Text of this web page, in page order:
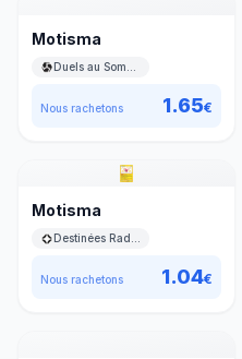
Motisma
Nous rachetons 1.65€
Motisma
Nous rachetons 1.04€